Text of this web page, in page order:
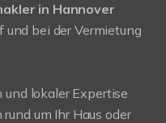
in Hannover
bei der Vermietung
lokaler Expertise
um Ihr Haus oder